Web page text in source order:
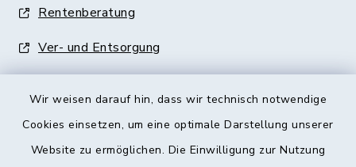
Wir weisen darauf hin, dass wir technisch notwendige
Cookies einsetzen, um eine optimale Darstellung unserer
Website zu ermöglichen. Die Einwilligung zur Nutzung
Rentenberatung
Ver- und Entsorgung